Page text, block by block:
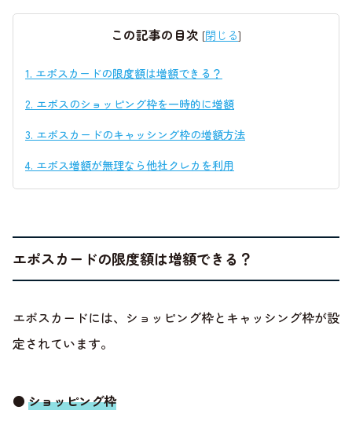
この記事の目次 [閉じる]
1. エポスカードの限度額は増額できる？
2. エポスのショッピング枠を一時的に増額
3. エポスカードのキャッシング枠の増額方法
4. エポス増額が無理なら他社クレカを利用
エポスカードの限度額は増額できる？
エポスカードには、ショッピング枠とキャッシング枠が設
定されています。
● ショッピング枠